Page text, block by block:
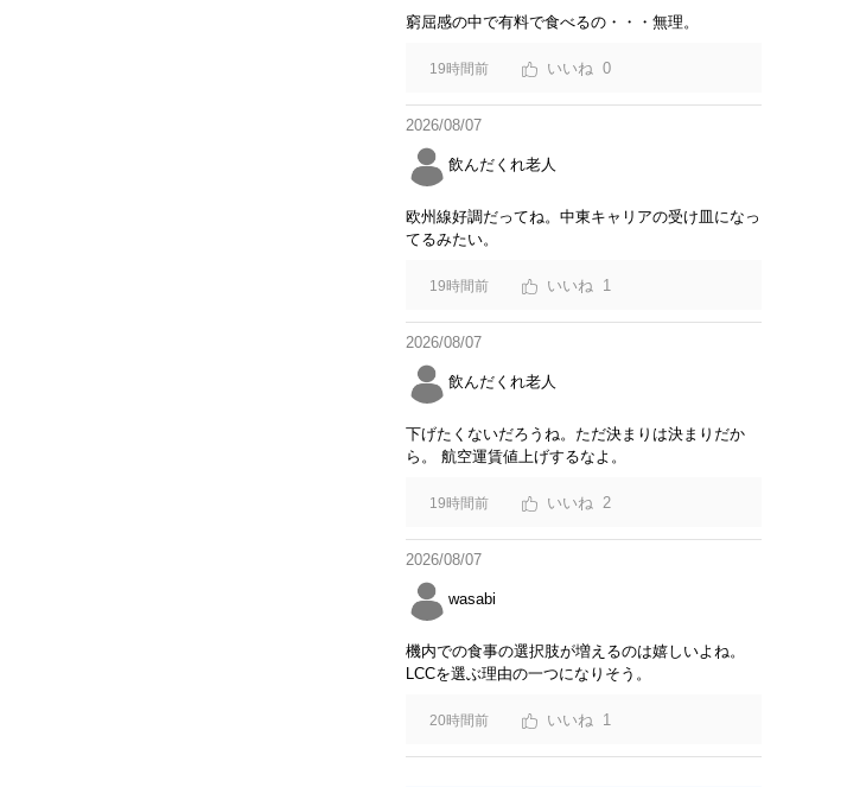
窮屈感の中で有料で食べるの・・・無理。
19時間前 0
2026/08/07
飲んだくれ老人
欧州線好調だってね。中東キャリアの受け皿になっ
てるみたい。
19時間前 1
2026/08/07
飲んだくれ老人
下げたくないだろうね。ただ決まりは決まりだか
ら。 航空運賃値上げするなよ。
19時間前 2
2026/08/07
wasabi
機内での食事の選択肢が増えるのは嬉しいよね。
LCCを選ぶ理由の一つになりそう。
20時間前 1